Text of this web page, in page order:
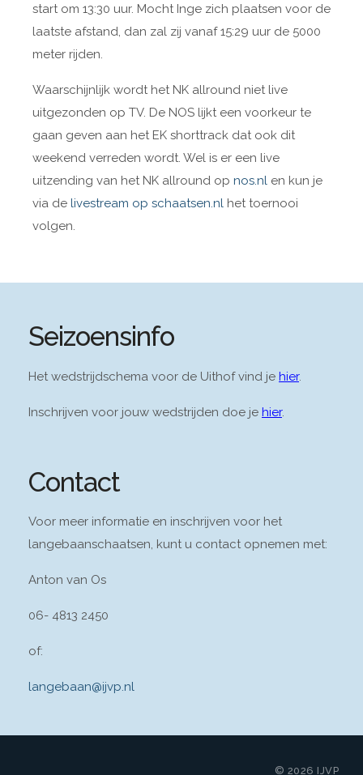
Seizoensinfo
Het wedstrijdschema voor de Uithof vind je hier.
Inschrijven voor jouw wedstrijden doe je hier.
Contact
Voor meer informatie en inschrijven voor het
langebaanschaatsen, kunt u contact opnemen met:
Anton van Os
06- 4813 2450
of:
langebaan@ijvp.nl
start om 13:30 uur. Mocht Inge zich plaatsen voor de
laatste afstand, dan zal zij vanaf 15:29 uur de 5000
meter rijden.
Waarschijnlijk wordt het NK allround niet live
uitgezonden op TV. De NOS lijkt een voorkeur te
gaan geven aan het EK shorttrack dat ook dit
weekend verreden wordt. Wel is er een live
uitzending van het NK allround op nos.nl en kun je
via de livestream op schaatsen.nl het toernooi
volgen.
© 2026 IJVP